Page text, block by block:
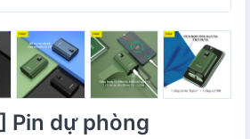
Pin dự phòng